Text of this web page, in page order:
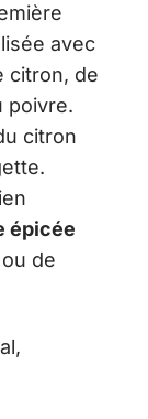
avec
citron, de
poivre.
citron
épicée
de